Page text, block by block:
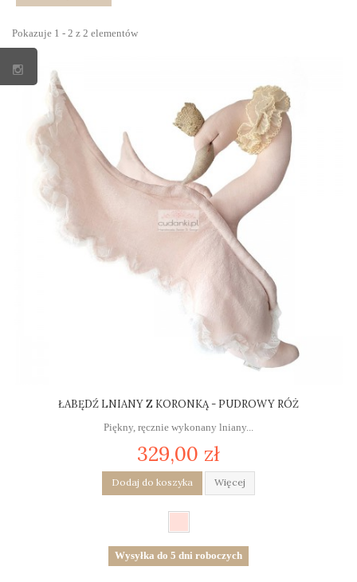
Pokazuje 1 - 2 z 2 elementów
ŁABĘDŹ LNIANY Z KORONKĄ - PUDROWY RÓŻ
Piękny, ręcznie wykonany lniany...
329,00 zł
Dodaj do koszyka Więcej
Wysyłka do 5 dni roboczych